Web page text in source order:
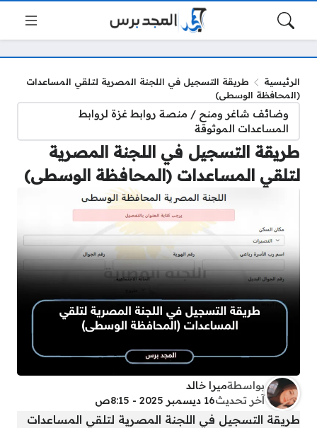
الرئيسية
طريقة التسجيل في اللجنة المصرية لتلقي المساعدات
(المحافظة الوسطى)
وضائف شاغر ومنح / منصة روابط غزة لروابط
المساعدات الموثوقة
طريقة التسجيل في اللجنة المصرية
لتلقي المساعدات (المحافظة الوسطى)
بواسطةميرا خالد
آخر تحديث16 ديسمبر 2025 - 8:15ص
طريقة التسجيل في اللجنة المصرية لتلقي المساعدات